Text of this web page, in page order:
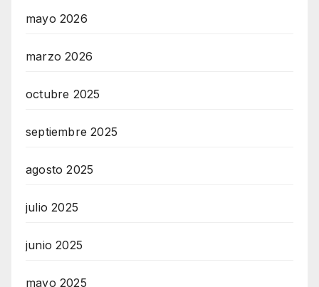
mayo 2026
marzo 2026
octubre 2025
septiembre 2025
agosto 2025
julio 2025
junio 2025
mayo 2025